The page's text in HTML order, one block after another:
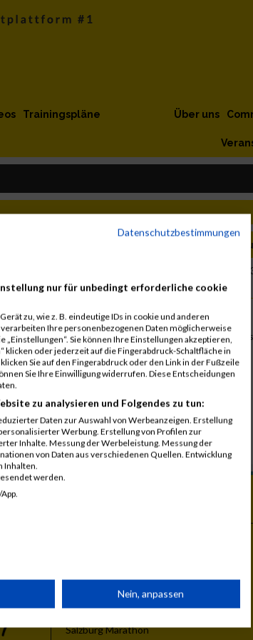
Trainingspläne Über uns
Position, DNS = Did not start, DNF = Did not
Vienna City Marathon
Salzburg Marathon
Datenschutzbestimmungen
nur für unbedingt erforderliche cookie
zu, wie z. B. eindeutige IDs in cookie und anderen
Ihre personenbezogenen Daten möglicherweise
Sie können Ihre Einstellungen akzeptieren,
klicken oder jederzeit auf die Fingerabdruck-Schaltfläche in
Sie auf den Fingerabdruck oder den Link in der Fußzeile
Sie Ihre Einwilligung widerrufen. Diese Entscheidungen
zu analysieren und Folgendes zu tun:
Daten zur Auswahl von Werbeanzeigen. Erstellung
Werbung. Erstellung von Profilen zur
Inhalte. Messung der Werbeleistung. Messung der
von Daten aus verschiedenen Quellen. Entwicklung
Inhalten.
werden.
Nein, anpassen